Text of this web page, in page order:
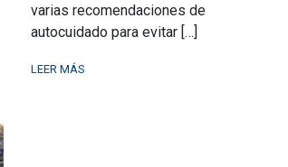
varias recomendaciones de
autocuidado para evitar […]
LEER MÁS